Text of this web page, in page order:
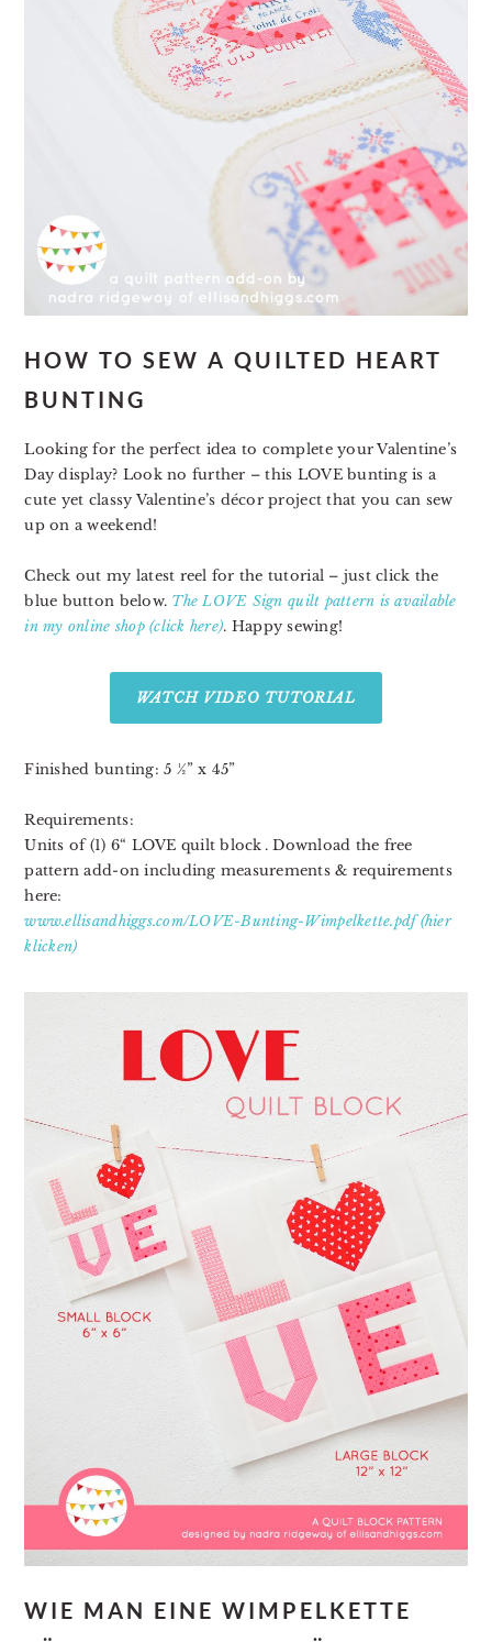
HOW TO SEW A QUILTED HEART
BUNTING
Looking for the perfect idea to complete your Valentine’s
Day display? Look no further – this LOVE bunting is a
cute yet classy Valentine’s décor project that you can sew
up on a weekend!
Check out my latest reel for the tutorial – just click the
blue button below. The LOVE Sign quilt pattern is available
in my online shop (click here). Happy sewing!
WATCH VIDEO TUTORIAL
Finished bunting: 5 ½” x 45”⁣⁣⁣⁣⁣⁣⁣⁣⁣
Requirements:⁣⁣⁣⁣⁣⁣⁣⁣⁣⁣
Units of (1) 6“ LOVE quilt block⁣⁣⁣⁣⁣⁣⁣⁣. Download the free
pattern add-on including measurements & requirements
here:⁣⁣⁣⁣⁣⁣
www.ellisandhiggs.com/LOVE-Bunting-Wimpelkette.pdf (hier
klicken)⁣⁣
WIE MAN EINE WIMPELKETTE